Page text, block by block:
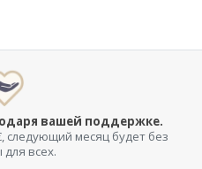
вашей поддержке.
следующий месяц будет без
всех.